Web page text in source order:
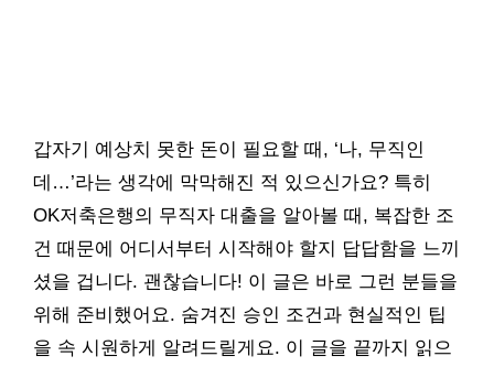
갑자기 예상치 못한 돈이 필요할 때, ‘나, 무직인
데…’라는 생각에 막막해진 적 있으신가요? 특히
OK저축은행의 무직자 대출을 알아볼 때, 복잡한 조
건 때문에 어디서부터 시작해야 할지 답답함을 느끼
셨을 겁니다. 괜찮습니다! 이 글은 바로 그런 분들을
위해 준비했어요. 숨겨진 승인 조건과 현실적인 팁
을 속 시원하게 알려드릴게요. 이 글을 끝까지 읽으